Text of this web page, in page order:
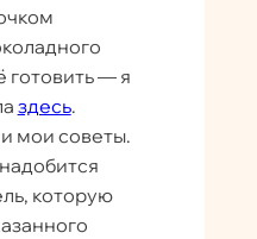
готовить — я
здесь.
мои советы.
которую